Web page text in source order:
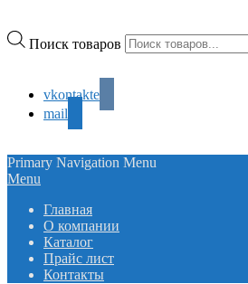
Поиск товаров
vkontakte
mail
Primary Navigation Menu
Menu
Главная
О компании
Каталог
Прайс лист
Контакты